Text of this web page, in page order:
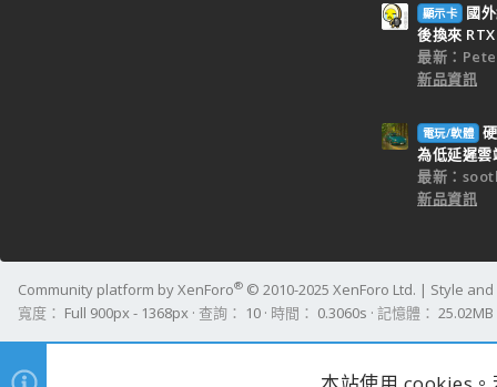
顯示卡
國
後換來
最新：
新品資訊
電玩/軟體
為低延遲雲
最新：
新品資訊
Community platform by XenForo® © 2010-2025 XenForo Ltd. | Style
寬度
查詢 10 時間 0.3060s 記憶體 25.02MB